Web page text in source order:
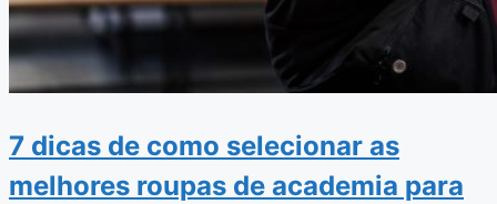
7 dicas de como selecionar as
melhores roupas de academia para